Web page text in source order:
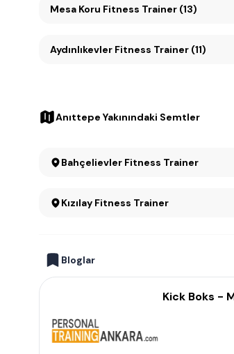
Mesa Koru Fitness Trainer (13)
Aydınlıkevler Fitness Trainer (11)
Anıttepe Yakınındaki Semtler
Bahçelievler Fitness Trainer
Kızılay Fitness Trainer
Bloglar
Kick Boks -